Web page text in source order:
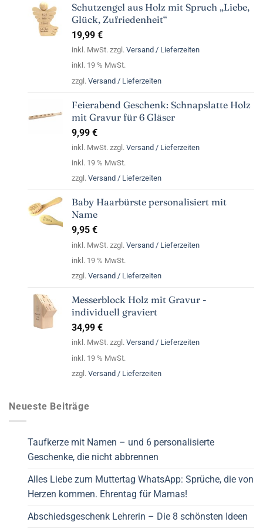
Schutzengel aus Holz mit Spruch „Liebe,
Glück, Zufriedenheit“
19,99 €
inkl. MwSt. zzgl. Versand / Lieferzeiten
inkl. 19 % MwSt.
zzgl. Versand / Lieferzeiten
Feierabend Geschenk: Schnapslatte Holz
mit Gravur für 6 Gläser
9,99 €
inkl. MwSt. zzgl. Versand / Lieferzeiten
inkl. 19 % MwSt.
zzgl. Versand / Lieferzeiten
Baby Haarbürste personalisiert mit
Name
9,95 €
inkl. MwSt. zzgl. Versand / Lieferzeiten
inkl. 19 % MwSt.
zzgl. Versand / Lieferzeiten
Messerblock Holz mit Gravur -
individuell graviert
34,99 €
inkl. MwSt. zzgl. Versand / Lieferzeiten
inkl. 19 % MwSt.
zzgl. Versand / Lieferzeiten
Neueste Beiträge
Taufkerze mit Namen – und 6 personalisierte
Geschenke, die nicht abbrennen
Alles Liebe zum Muttertag WhatsApp: Sprüche, die von
Herzen kommen. Ehrentag für Mamas!
Abschiedsgeschenk Lehrerin – Die 8 schönsten Ideen